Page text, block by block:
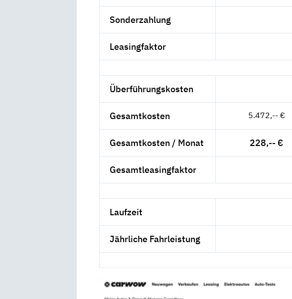
Sonderzahlung
Leasingfaktor
Überführungskosten
Gesamtkosten 5.472,-- €
Gesamtkosten / Monat 228,-- €
Gesamtleasingfaktor
Laufzeit
Jährliche Fahrleistung